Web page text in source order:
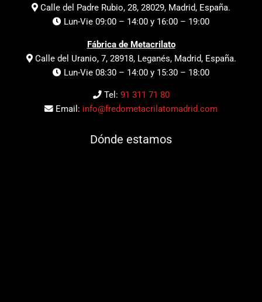
Calle del Padre Rubio, 28, 28029, Madrid, España.
Lun-Vie 09:00 – 14:00 y 16:00 – 19:00
Fábrica de Metacrilato
Calle del Uranio, 7, 28918, Leganés, Madrid, España.
Lun-Vie 08:30 – 14:00 y 15:30 – 18:00
Tel: 91 311 71 80
Email: info@fredometacrilatomadrid.com
Dónde estamos